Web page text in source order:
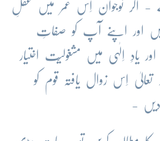
- اگر نوجوان اِس عمر میں عقلِ
اور اپنے آپ کو صفاتِ
اور یادِ اِلٰہی میں مشغولیّت اختیار
تعالیٰ اِس زوال یافتہ قوم کو
دیں -